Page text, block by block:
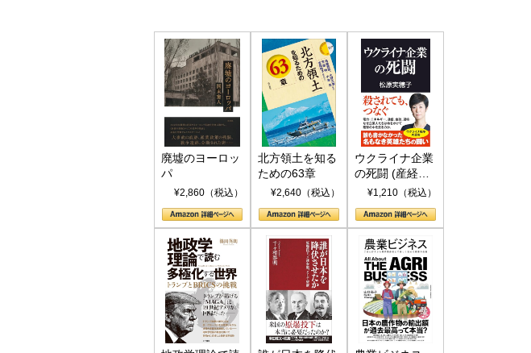
廃墟のヨーロッ
パ
¥2,860（税込）
北方領土を知る
ための63章
¥2,640（税込）
ウクライナ企業
の死闘 (産経セ
レクト S 039)
¥1,210（税込）